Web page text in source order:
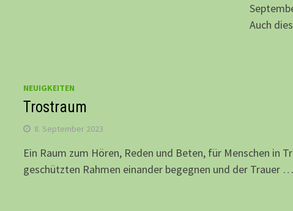
Auch
NEUIGKEITEN
Trostraum
8. September 2023
Ein Raum zum Hören, Reden und Beten, für Menschen in
geschützten Rahmen einander begegnen und der Trauer …